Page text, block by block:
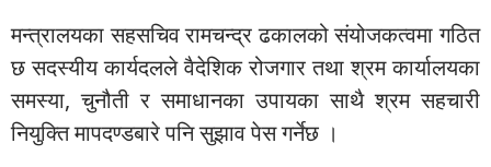
मन्त्रालयका सहसचिव रामचन्द्र ढकालको संयोजकत्वमा गठित
छ सदस्यीय कार्यदलले वैदेशिक रोजगार तथा श्रम कार्यालयका
समस्या, चुनौती र समाधानका उपायका साथै श्रम सहचारी
नियुक्ति मापदण्डबारे पनि सुझाव पेस गर्नेछ ।